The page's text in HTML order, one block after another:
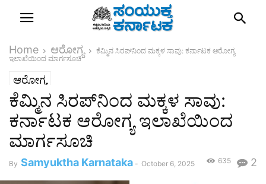
Home ಆರೋಗ್ಯ
ಕೆಮ್ಮಿನ ಸಿರಪ್‌ನಿಂದ ಮಕ್ಕಳ ಸಾವು: ಕರ್ನಾಟಕ ಆರೋಗ್ಯ
ಇಲಾಖೆಯಿಂದ ಮಾರ್ಗಸೂಚಿ
ಆರೋಗ್ಯ
ಕೆಮ್ಮಿನ ಸಿರಪ್‌ನಿಂದ ಮಕ್ಕಳ ಸಾವು:
ಕರ್ನಾಟಕ ಆರೋಗ್ಯ ಇಲಾಖೆಯಿಂದ
ಮಾರ್ಗಸೂಚಿ
By Samyuktha Karnataka - October 6, 2025 2
635